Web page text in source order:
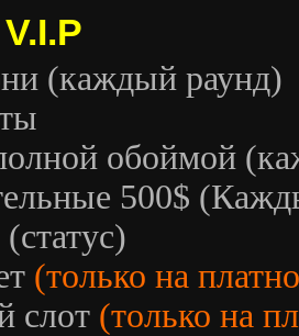
V.I.P
(каждый раунд)
обоймой
500$
(только на
слот (только на